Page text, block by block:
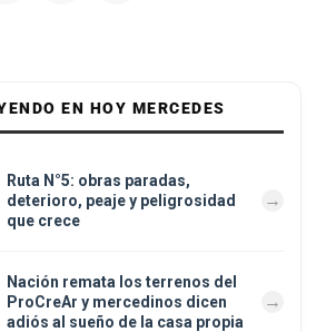
EN HOY MERCEDES
Ruta N°5: obras paradas,
deterioro, peaje y peligrosidad
que crece
Nación remata los terrenos del
ProCreAr y mercedinos dicen
adiós al sueño de la casa propia